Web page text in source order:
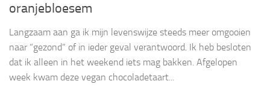
oranjebloesem
Langzaam aan ga ik mijn levenswijze steeds meer omgooien
naar “gezond” of in ieder geval verantwoord. Ik heb besloten
dat ik alleen in het weekend iets mag bakken. Afgelopen
week kwam deze vegan chocoladetaart...